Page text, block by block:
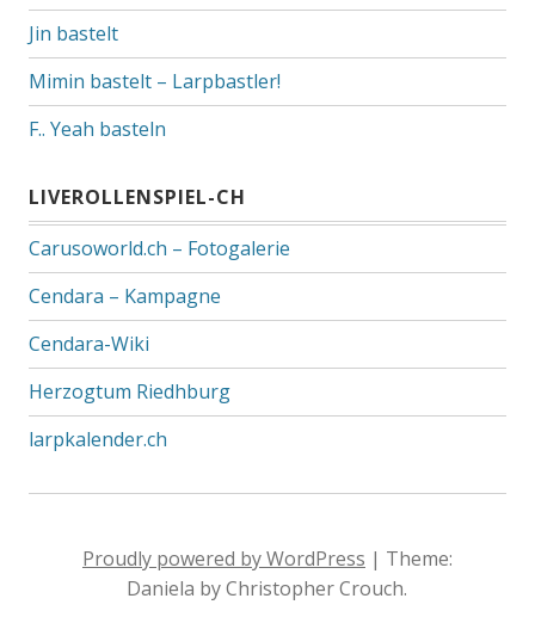
Jin bastelt
Mimin bastelt – Larpbastler!
F.. Yeah basteln
LIVEROLLENSPIEL-CH
Carusoworld.ch – Fotogalerie
Cendara – Kampagne
Cendara-Wiki
Herzogtum Riedhburg
larpkalender.ch
Proudly powered by WordPress | Theme:
Daniela by Christopher Crouch.